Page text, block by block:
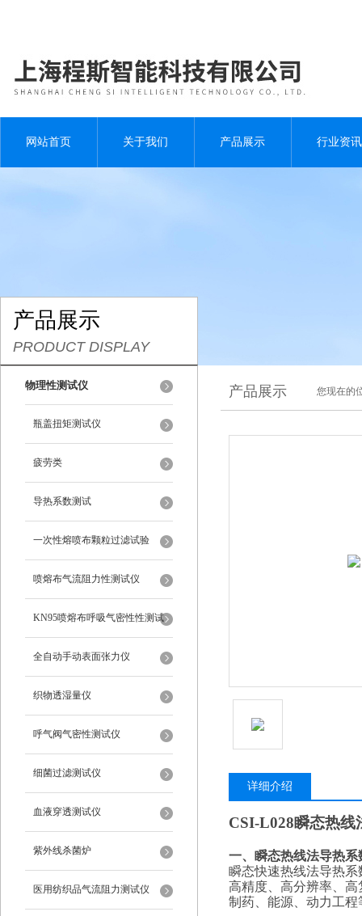
网站首页 关于我们 产品展示 行业资讯
产品展示
PRODUCT DISPLAY
物理性测试仪
瓶盖扭矩测试仪
疲劳类
导热系数测试
一次性熔喷布颗粒过滤试验
喷熔布气流阻力性测试仪
KN95喷熔布呼吸气密性性测试
仪
全自动手动表面张力仪
织物透湿量仪
呼气阀气密性测试仪
细菌过滤测试仪
血液穿透测试仪
紫外线杀菌炉
医用纺织品气流阻力测试仪
产品展示 您现在的
详细介绍
CSI-L028瞬态热线
一、 瞬态热线法导热
瞬态快速热线法导热
高精度、高分辨率、
制药、能源、动力工